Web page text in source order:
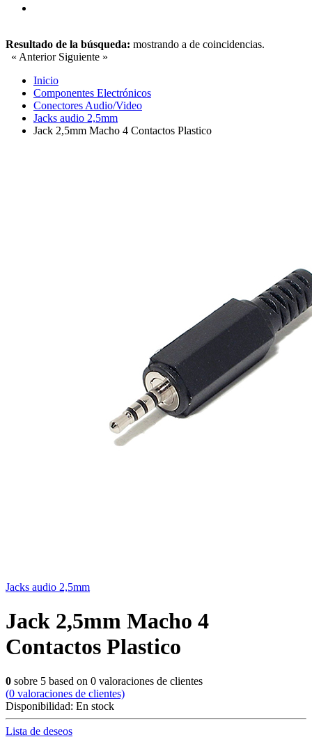
Resultado de la búsqueda: mostrando a de coincidencias.
« Anterior Siguiente »
Inicio
Componentes Electrónicos
Conectores Audio/Video
Jacks audio 2,5mm
Jack 2,5mm Macho 4 Contactos Plastico
Jacks audio 2,5mm
Jack 2,5mm Macho 4
Contactos Plastico
0 sobre 5 based on 0 valoraciones de clientes
(0 valoraciones de clientes)
Disponibilidad: En stock
Lista de deseos